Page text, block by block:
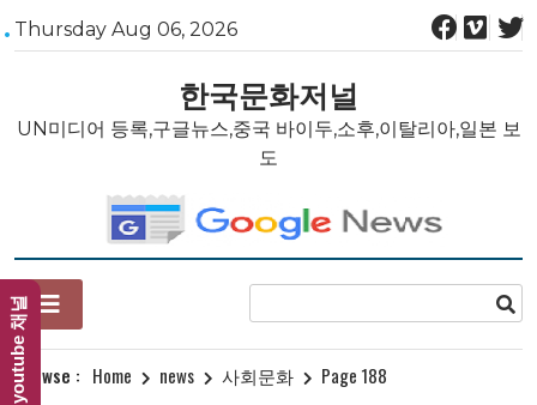
Skip
to
Thursday Aug 06, 2026
한국문화저널
UN미디어 등록,구글뉴스,중국 바이두,소후,이탈리아,일본 보
도
Browse : Home news 사회문화 Page 188
youtube 채널